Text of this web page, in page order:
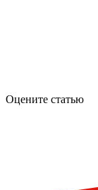
Оцените статью